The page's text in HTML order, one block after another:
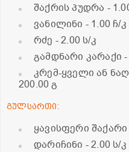
შაქრის პუდრა -
ვანილინი - 1.00 ჩ/კ
რძე - 2.00 ს/კ
გამდნარი კარაქი
კრემ-ყველი ან
200.00 გ
გულსართი:
ყავისფერი შაქარი
დარიჩინი - 2.00 ს/კ